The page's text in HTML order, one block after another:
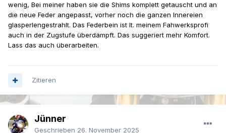
wenig, Bei meiner haben sie die Shims komplett getauscht und an
die neue Feder angepasst, vorher noch die ganzen Innereien
glasperlengestrahlt. Das Federbein ist lt. meinem Fahwerksprofi
auch in der Zugstufe überdämpft. Das suggeriert mehr Komfort.
Lass das auch überarbeiten.
Zitieren
Jünner
Geschrieben 26. November 2025